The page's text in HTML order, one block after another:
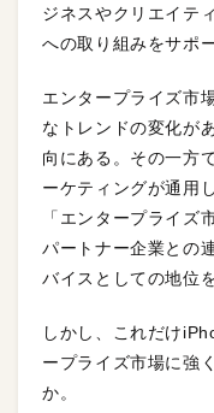
ジネスやクリエイテ
への取り組みをサポ
エンタープライズ市
なトレンドの変化が
向にある。その一方
ーケティングが通用
「エンタープライズ
パートナー企業との
バイスとしての地位
しかし、これだけ
ープライズ市場に強
か。